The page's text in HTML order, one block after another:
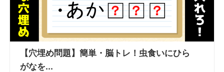
【穴埋め問題】簡単・脳トレ！虫食いにひら
がなを...